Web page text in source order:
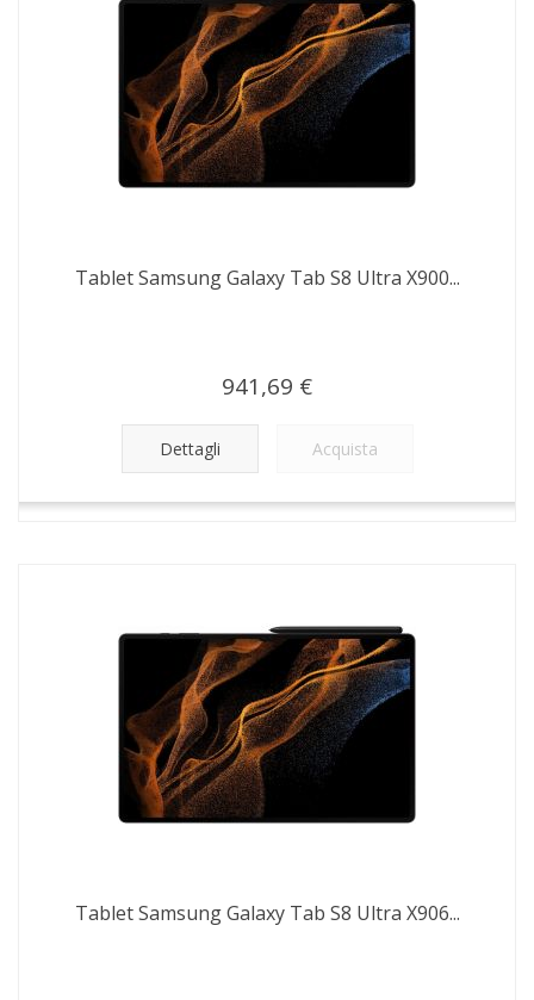
Tablet Samsung Galaxy Tab S8 Ultra X900...
941,69 €
Dettagli Acquista
Tablet Samsung Galaxy Tab S8 Ultra X906...